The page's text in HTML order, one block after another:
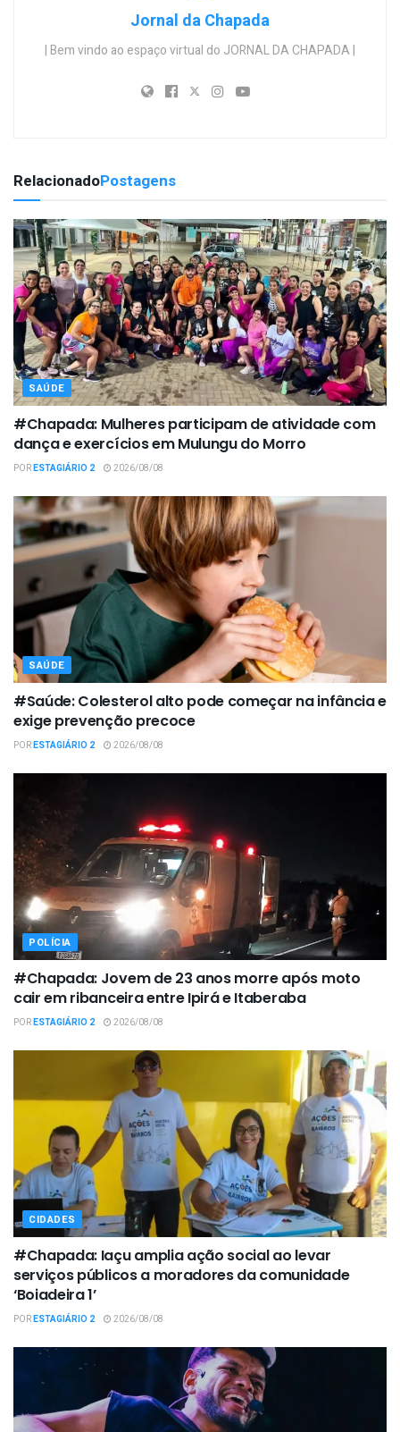
Jornal da Chapada
| Bem vindo ao espaço virtual do JORNAL DA CHAPADA |
RelacionadoPostagens
SAÚDE
#Chapada: Mulheres participam de atividade com
dança e exercícios em Mulungu do Morro
PORESTAGIÁRIO 2 2026/08/08
SAÚDE
#Saúde: Colesterol alto pode começar na infância e
exige prevenção precoce
PORESTAGIÁRIO 2 2026/08/08
POLÍCIA
#Chapada: Jovem de 23 anos morre após moto
cair em ribanceira entre Ipirá e Itaberaba
PORESTAGIÁRIO 2 2026/08/08
CIDADES
#Chapada: Iaçu amplia ação social ao levar
serviços públicos a moradores da comunidade
‘Boiadeira 1’
PORESTAGIÁRIO 2 2026/08/08